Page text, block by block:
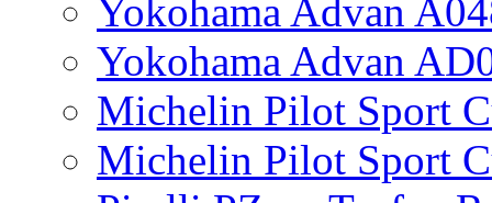
Yokohama Advan
Yokohama Advan
Michelin Pilot Sport
Michelin Pilot Sport